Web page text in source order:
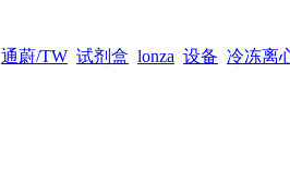
通蔚/TW 试剂盒 lonza 设备 冷冻离